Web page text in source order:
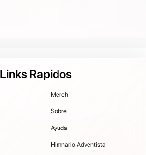
Links Rapidos
Merch
Sobre
Ayuda
Himnario Adventista